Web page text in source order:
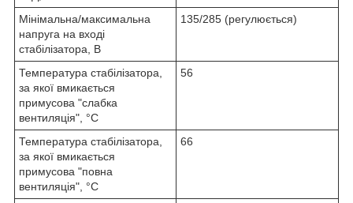
Мінімальна/максимальна
напруга на вході
стабілізатора, В
135/285 (регулюється)
Температура стабілізатора,
за якої вмикається
примусова "слабка
вентиляція", °C
56
Температура стабілізатора,
за якої вмикається
примусова "повна
вентиляція", °C
66